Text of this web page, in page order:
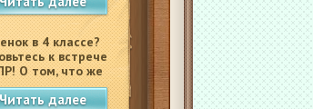
в 4 классе?
к встрече
О том, что же
такое.
Читать далее